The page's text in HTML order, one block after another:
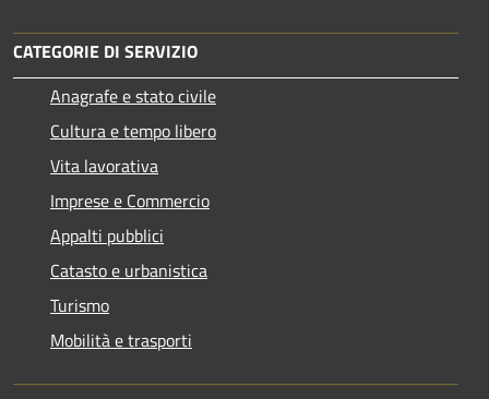
CATEGORIE DI SERVIZIO
Anagrafe e stato civile
Cultura e tempo libero
Vita lavorativa
Imprese e Commercio
Appalti pubblici
Catasto e urbanistica
Turismo
Mobilità e trasporti